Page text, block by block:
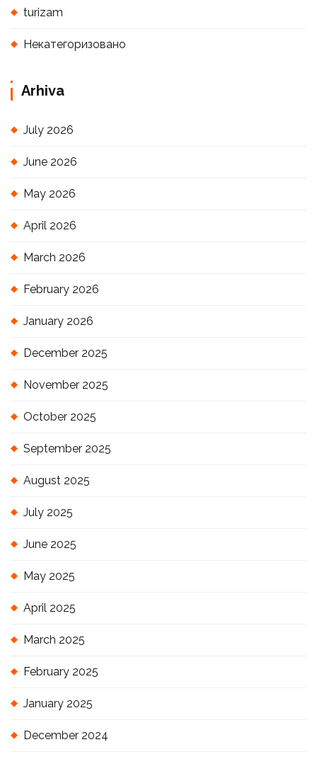
turizam
Некатегоризовано
Arhiva
July 2026
June 2026
May 2026
April 2026
March 2026
February 2026
January 2026
December 2025
November 2025
October 2025
September 2025
August 2025
July 2025
June 2025
May 2025
April 2025
March 2025
February 2025
January 2025
December 2024